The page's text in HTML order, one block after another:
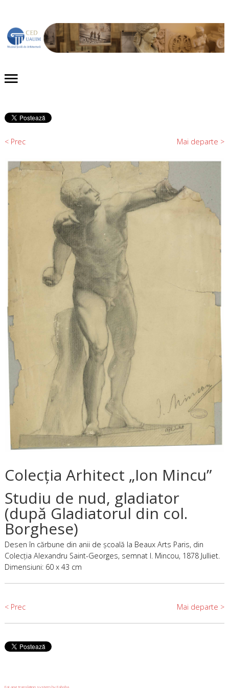
Despre noi
Expoziții
< Prec Mai departe >
Colecţia Arhitect „Ion Mincu”
Studiu de nud, gladiator
(după Gladiatorul din col.
Borghese)
Desen în cărbune din anii de şcoală la Beaux Arts Paris, din
Colecţia Alexandru Saint-Georges, semnat I. Mincou, 1878 Julliet.
Dimensiuni: 60 x 43 cm
< Prec Mai departe >
FaLang translation system by Faboba